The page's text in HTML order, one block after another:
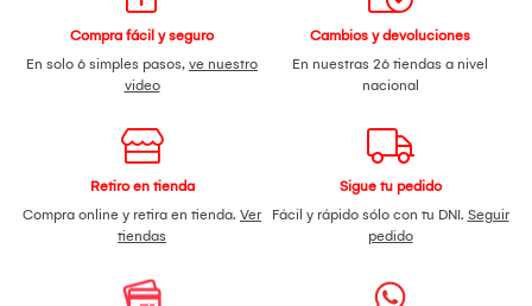
Compra fácil y seguro
En solo 6 simples pasos, ve nuestro
video
Cambios y devoluciones
En nuestras 26 tiendas a nivel
nacional
Retiro en tienda
Compra online y retira en tienda. Ver
tiendas
Sigue tu pedido
Fácil y rápido sólo con tu DNI. Seguir
pedido